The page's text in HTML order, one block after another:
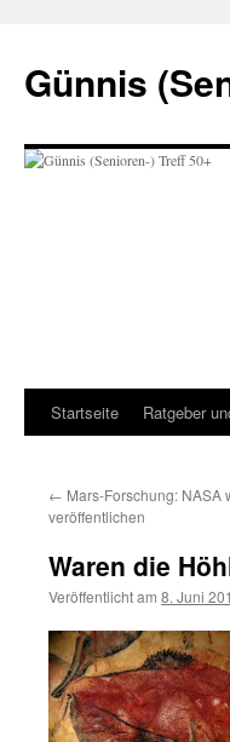
springen
Günnis
Startseite Ratgeber
← Mars-Forschung: NASA
veröffentlichen
Waren die
Veröffentlicht am 8. Juni